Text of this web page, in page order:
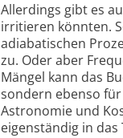
Allerdings gibt es
irritieren könnten.
adiabatischen
zu. Oder aber
Mängel kann das
sondern ebenso
Astronomie und
eigenständig in